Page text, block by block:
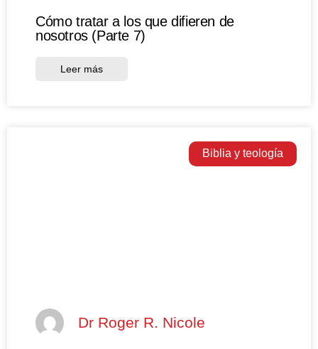
Cómo tratar a los que difieren de
nosotros (Parte 7)
Leer más
Biblia y teología
Dr Roger R. Nicole